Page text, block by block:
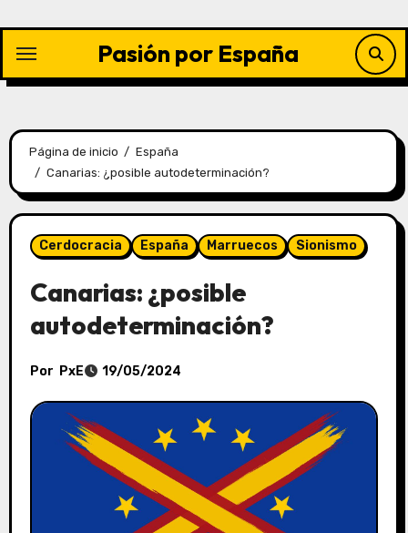
contenido
Pasión por España
Página de inicio
España
Canarias: ¿posible autodeterminación?
Cerdocracia España Marruecos Sionismo
Canarias: ¿posible
autodeterminación?
Por PxE 19/05/2024